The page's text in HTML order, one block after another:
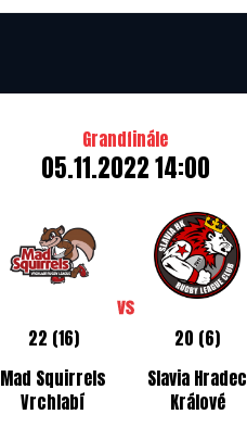
Grandfinále
05.11.2022 14:00
22 (16)
Mad Squirrels
Vrchlabí
20 (6)
Slavia Hradec
Králové